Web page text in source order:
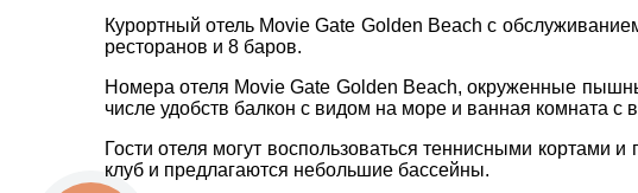
Курортный отель Movie Gate Golden Beach с
ресторанов и 8 баров.
Номера отеля Movie Gate Golden Beach, окруженные
числе удобств балкон с видом на море и ванная комната с
Гости отеля могут воспользоваться теннисными кортами
клуб и предлагаются небольшие бассейны.
*поля обов'язкові для заповнення